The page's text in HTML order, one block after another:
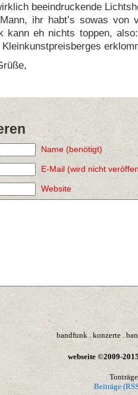
beeindruckende
ihr habt’s sowas von
kann eh nichts toppen,
Name (benötigt)
E-Mail (wird nicht
Website
bandfunk. konzerte.
webseite ©2009-
Beiträge